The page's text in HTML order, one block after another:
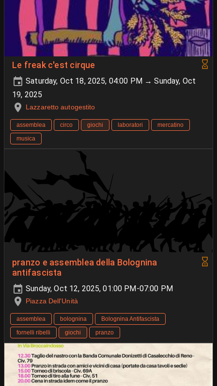
Le freak c'est cirque
Saturday, Oct 18, 2025, 04:00 PM → Sunday, Oct
19, 2025
Lazzaretto autogestito
assemblea circo giochi laboratori
mercatino
musica
pranzo e assemblea della Bolognina
antifascista
Sunday, Oct 12, 2025, 01:00 PM-07:00 PM
Piazza Dell'Unità
assemblea bolognina
Bolognina Antifascista
fornelli ribelli
giochi pranzo